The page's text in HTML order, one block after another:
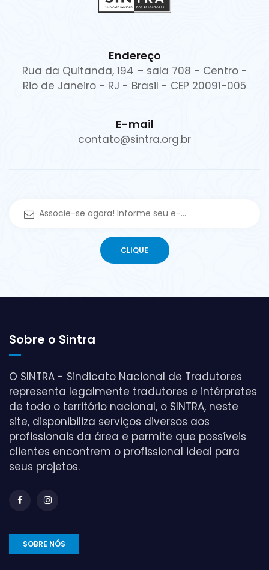
Endereço
Rua da Quitanda, 194 – sala 708 - Centro -
Rio de Janeiro - RJ - Brasil - CEP 20091-005
E-mail
contato@sintra.org.br
Sobre o Sintra
O SINTRA - Sindicato Nacional de Tradutores
representa legalmente tradutores e intérpretes
de todo o território nacional, o SINTRA, neste
site, disponibiliza serviços diversos aos
profissionais da área e permite que possíveis
clientes encontrem o profissional ideal para
seus projetos.
SOBRE NÓS